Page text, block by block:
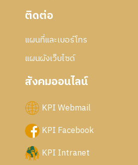
ติดต่อ
แผนที่และเบอร์โทร
แผนผังเว็บไซด์
สังคมออนไลน์
KPI Webmail
KPI Facebook
KPI Intranet